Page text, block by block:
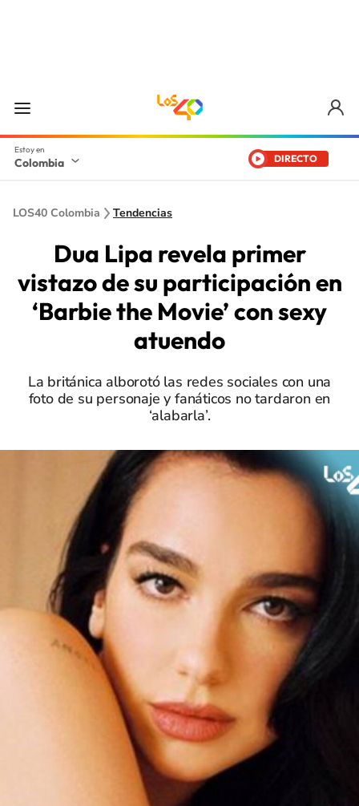
Colombia DIRECTO
LOS40 Colombia Tendencias
Dua Lipa revela primer
vistazo de su participación en
‘Barbie the Movie’ con sexy
atuendo
La británica alborotó las redes sociales con una
foto de su personaje y fanáticos no tardaron en
‘alabarla’.